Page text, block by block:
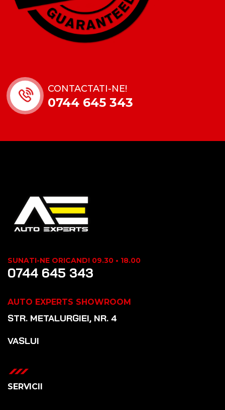
CONTACTATI-NE!
0744 645 343
SUNATI-NE ORICAND! 09.30 • 18.00
0744 645 343
AUTO EXPERTS SHOWROOM
STR. METALURGIEI, NR. 4
VASLUI
SERVICII